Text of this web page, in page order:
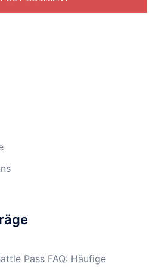
Pass FAQ: Häufige